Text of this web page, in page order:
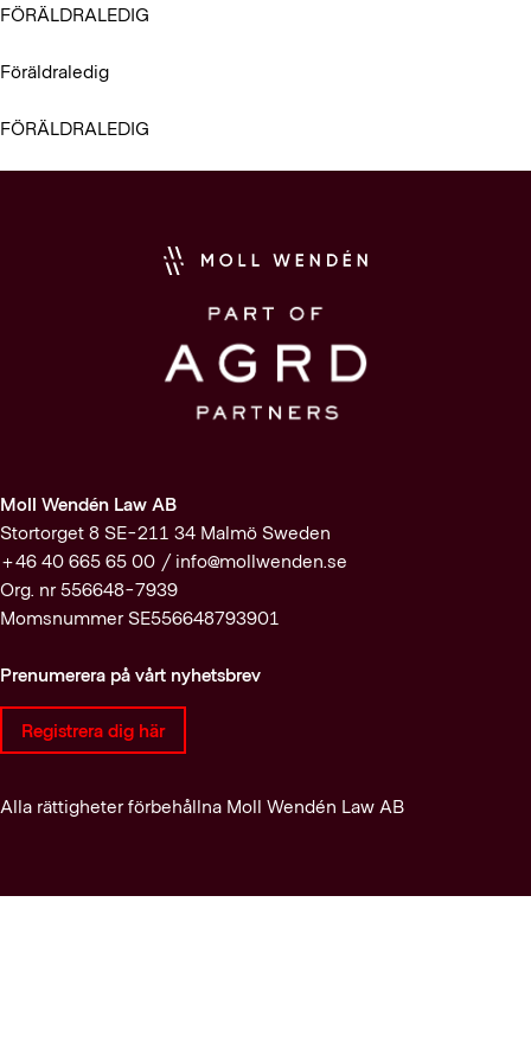
FÖRÄLDRALEDIG
Föräldraledig
FÖRÄLDRALEDIG
Moll Wendén Law AB
Stortorget 8 SE-211 34 Malmö Sweden
+46 40 665 65 00 / info@mollwenden.se
Org. nr 556648-7939
Momsnummer SE556648793901
Prenumerera på vårt nyhetsbrev
Registrera dig här
Alla rättigheter förbehållna Moll Wendén Law AB